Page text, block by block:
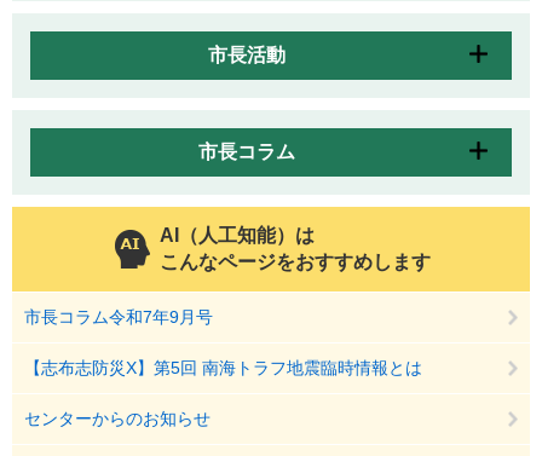
市長活動
市長コラム
AI（人工知能）は
こんなページをおすすめします
市長コラム令和7年9月号
【志布志防災X】第5回 南海トラフ地震臨時情報とは
センターからのお知らせ